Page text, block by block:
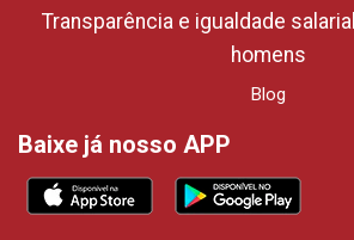
Transparência e igualdade
homens
Blog
Baixe já nosso APP